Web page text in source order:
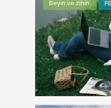
Beyin ve zihin